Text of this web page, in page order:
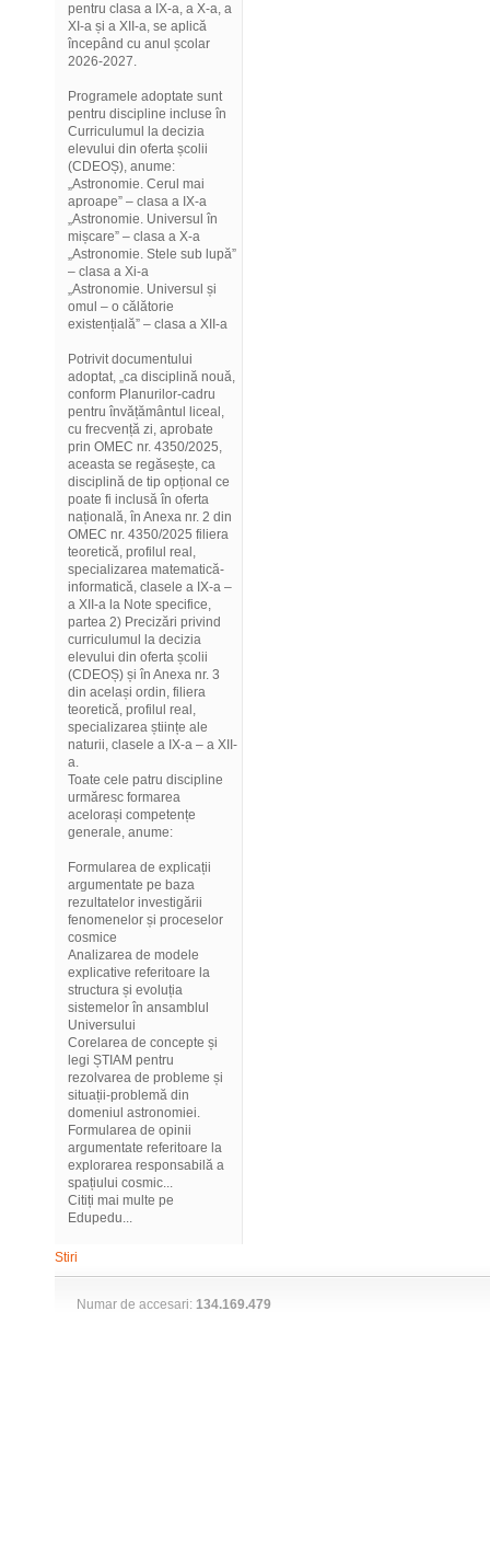
pentru clasa a IX-a, a X-a, a
XI-a și a XII-a, se aplică
începând cu anul școlar
2026-2027.
Programele adoptate sunt
pentru discipline incluse în
Curriculumul la decizia
elevului din oferta școlii
(CDEOȘ), anume:
„Astronomie. Cerul mai
aproape” – clasa a IX-a
„Astronomie. Universul în
mișcare” – clasa a X-a
„Astronomie. Stele sub lupă”
– clasa a Xi-a
„Astronomie. Universul și
omul – o călătorie
existențială” – clasa a XII-a
Potrivit documentului
adoptat, „ca disciplină nouă,
conform Planurilor-cadru
pentru învățământul liceal,
cu frecvență zi, aprobate
prin OMEC nr. 4350/2025,
aceasta se regăsește, ca
disciplină de tip opțional ce
poate fi inclusă în oferta
națională, în Anexa nr. 2 din
OMEC nr. 4350/2025 filiera
teoretică, profilul real,
specializarea matematică-
informatică, clasele a IX-a –
a XII-a la Note specifice,
partea 2) Precizări privind
curriculumul la decizia
elevului din oferta școlii
(CDEOȘ) și în Anexa nr. 3
din același ordin, filiera
teoretică, profilul real,
specializarea științe ale
naturii, clasele a IX-a – a XII-
a.
Toate cele patru discipline
urmăresc formarea
acelorași competențe
generale, anume:
Formularea de explicații
argumentate pe baza
rezultatelor investigării
fenomenelor și proceselor
cosmice
Analizarea de modele
explicative referitoare la
structura și evoluția
sistemelor în ansamblul
Universului
Corelarea de concepte și
legi ȘTIAM pentru
rezolvarea de probleme și
situații-problemă din
domeniul astronomiei.
Formularea de opinii
argumentate referitoare la
explorarea responsabilă a
spațiului cosmic...
Citiți mai multe pe
Edupedu...
Stiri
Numar de accesari: 134.169.479